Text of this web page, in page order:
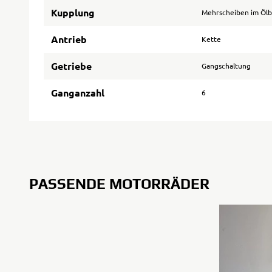
Kupplung Mehrscheiben im
Antrieb Kette
Getriebe Gangschaltung
Ganganzahl 6
PASSENDE MOTORRÄDER